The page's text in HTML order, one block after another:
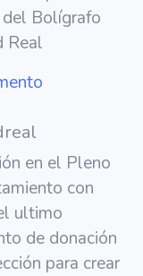
Bolígrafo
Real
en el Pleno
con
ultimo
de donación
para crear